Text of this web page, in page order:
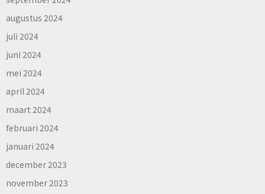
augustus 2024
juli 2024
juni 2024
mei 2024
april 2024
maart 2024
februari 2024
januari 2024
december 2023
november 2023